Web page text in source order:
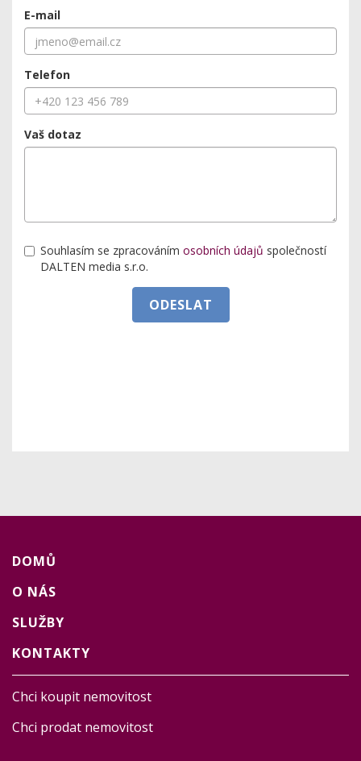
E-mail
Telefon
Vaš dotaz
Souhlasím se zpracováním osobních údajů společností
DALTEN media s.r.o.
ODESLAT
DOMŮ
O NÁS
SLUŽBY
KONTAKTY
Chci koupit nemovitost
Chci prodat nemovitost